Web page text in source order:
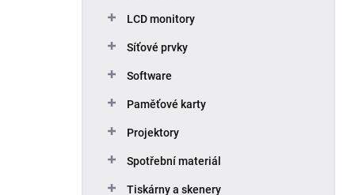
LCD monitory
Síťové prvky
Software
Paměťové karty
Projektory
Spotřební materiál
Tiskárny a skenery